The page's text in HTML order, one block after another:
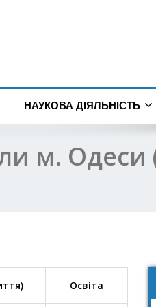
НАУКОВА ДІЯЛЬНІСТЬ
м. Одеси
Освіта